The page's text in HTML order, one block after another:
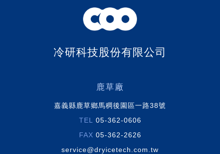
冷研科技股份有限公司
鹿草廠
嘉義縣鹿草鄉馬稠後園區一路38號
TEL
05-362-0606
FAX 05-362-2626
service@dryicetech.com.tw